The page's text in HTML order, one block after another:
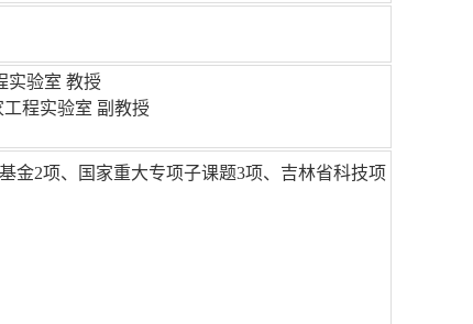
验室 教授
程实验室 副教授
金2项、国家重大专项子课题3项、吉林省科技项